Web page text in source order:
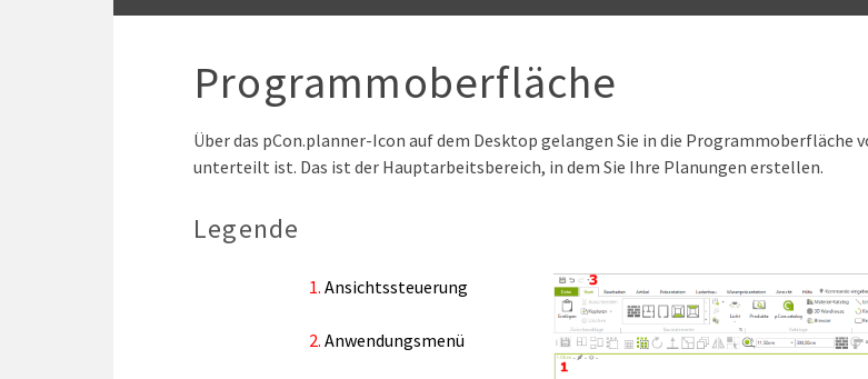
Programmoberfläche
Über das pCon.planner-Icon auf dem Desktop gelangen Sie in die Programmoberfläche
unterteilt ist. Das ist der Hauptarbeitsbereich, in dem Sie Ihre Planungen erstellen.
Legende
Ansichtssteuerung
Anwendungsmenü